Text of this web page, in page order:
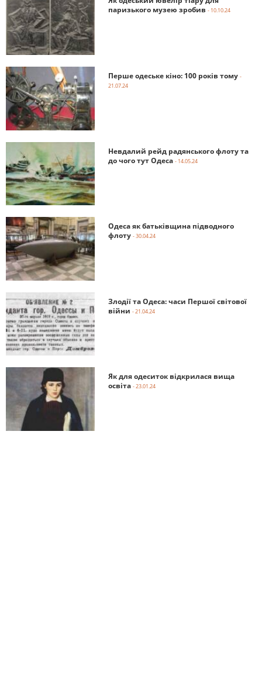
паризького музею зробив - 10.10.24
Перше одеське кіно: 100 років тому -
21.07.24
Невдалий рейд радянського флоту та
до чого тут Одеса - 14.05.24
Одеса як батьківщина підводного
флоту - 30.04.24
Злодії та Одеса: часи Першої світової
війни - 21.04.24
Як для одеситок відкрилася вища
освіта - 23.01.24